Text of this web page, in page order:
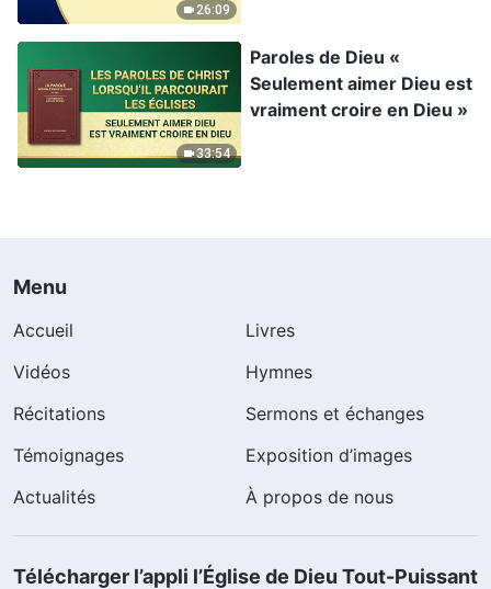
26:09
33:54
Paroles de Dieu «
Seulement aimer Dieu est
vraiment croire en Dieu »
Menu
Accueil
Livres
Vidéos
Hymnes
Récitations
Sermons et échanges
Témoignages
Exposition d’images
Actualités
À propos de nous
Télécharger l’appli l’Église de Dieu Tout-Puissant